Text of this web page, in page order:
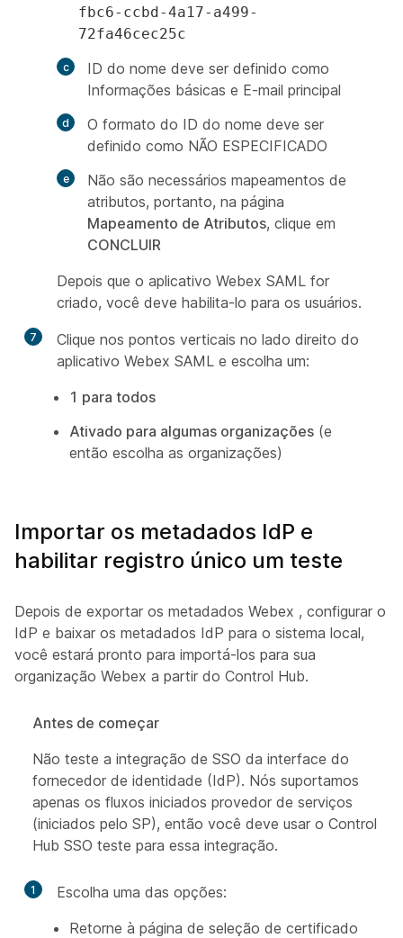
fbc6-ccbd-4a17-a499-
72fa46cec25c
ID do nome deve ser definido como
Informações básicas e E-mail principal
O formato do ID do nome deve ser
definido como NÃO ESPECIFICADO
Não são necessários mapeamentos de
atributos, portanto, na página
Mapeamento de Atributos, clique em
CONCLUIR
Depois que o aplicativo Webex SAML for
criado, você deve habilita-lo para os usuários.
7
Clique nos pontos verticais no lado direito do
aplicativo Webex SAML e escolha um:
1 para todos
Ativado para algumas organizações (e
então escolha as organizações)
Importar os metadados IdP e
habilitar registro único um teste
Depois de exportar os metadados Webex , configurar o
IdP e baixar os metadados IdP para o sistema local,
você estará pronto para importá-los para sua
organização Webex a partir do Control Hub.
Antes de começar
Não teste a integração de SSO da interface do
fornecedor de identidade (IdP). Nós suportamos
apenas os fluxos iniciados provedor de serviços
(iniciados pelo SP), então você deve usar o Control
Hub SSO teste para essa integração.
1
Escolha uma das opções:
Retorne à página de seleção de certificado